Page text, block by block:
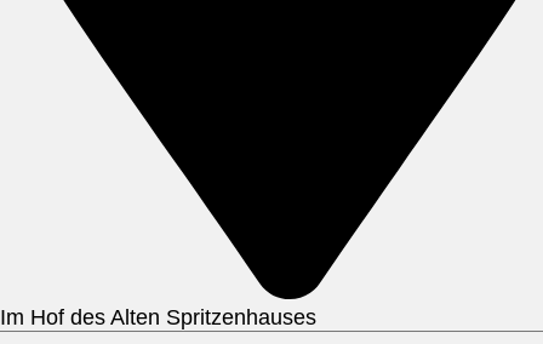
Im Hof des Alten Spritzenhauses